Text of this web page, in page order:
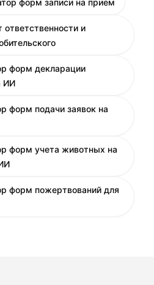
форм записи на прием
ответственности и
форм декларации
ИИ
форм подачи заявок на
форм учета животных на
форм пожертвований для